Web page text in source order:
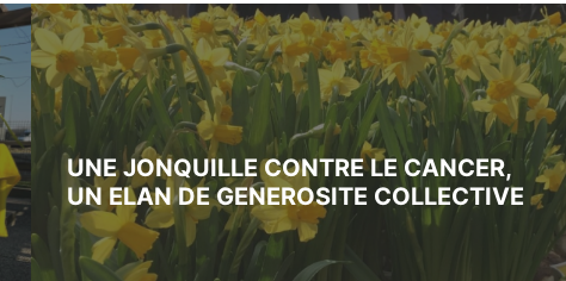
UNE JONQUILLE CONTRE LE CANCER,
UN ELAN DE GENEROSITE COLLECTIVE